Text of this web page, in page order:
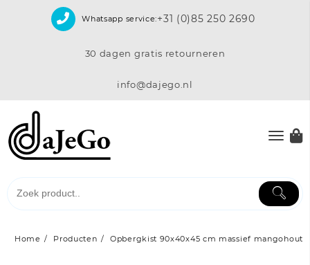
Whatsapp service:+31 (0)85 250 2690
30 dagen gratis retourneren
info@dajego.nl
Home Producten Opbergkist 90x40x45 cm massief mangohout